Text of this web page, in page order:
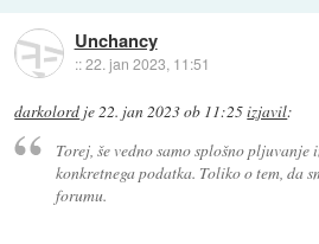
Unchancy
::22. jan 2023, 11:51
darkolord je22. jan 2023 ob 11:25izjavil:
Torej, še vedno samo splošno pljuvanje
konkretnega podatka. Toliko o tem, da
forumu.